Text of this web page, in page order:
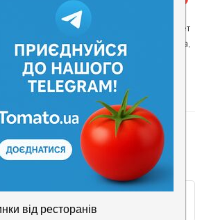
вкусные десерты, атмосфера способствует
изданий дополняют атмосферу комфорта,
шоколад и сувенирная продукция
хорошее настроение